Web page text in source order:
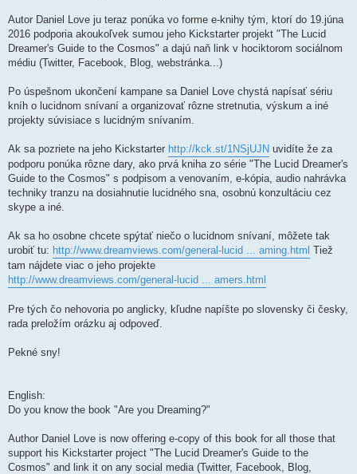
e
o
k
Autor Daniel Love ju teraz ponúka vo forme e-knihy tým, ktorí do 19.júna
2016 podporia akoukoľvek sumou jeho Kickstarter projekt "The Lucid
Dreamer's Guide to the Cosmos" a dajú naň link v hociktorom sociálnom
médiu (Twitter, Facebook, Blog, webstránka...)
Po úspešnom ukončení kampane sa Daniel Love chystá napísať sériu
kníh o lucidnom snívaní a organizovať rôzne stretnutia, výskum a iné
projekty súvisiace s lucidným snívaním.
Ak sa pozriete na jeho Kickstarter http://kck.st/1NSjUJN uvidíte že za
podporu ponúka rôzne dary, ako prvá kniha zo série "The Lucid Dreamer's
Guide to the Cosmos" s podpisom a venovaním, e-kópia, audio nahrávka
techniky tranzu na dosiahnutie lucidného sna, osobnú konzultáciu cez
skype a iné.
Ak sa ho osobne chcete spýtať niečo o lucidnom snívaní, môžete tak
urobiť tu: http://www.dreamviews.com/general-lucid ... aming.html Tiež
tam nájdete viac o jeho projekte
http://www.dreamviews.com/general-lucid ... amers.html
Pre tých čo nehovoria po anglicky, kľudne napíšte po slovensky či česky,
rada preložím orázku aj odpoveď.
Pekné sny!
English:
Do you know the book "Are you Dreaming?"
Author Daniel Love is now offering e-copy of this book for all those that
support his Kickstarter project "The Lucid Dreamer's Guide to the
Cosmos" and link it on any social media (Twitter, Facebook, Blog,